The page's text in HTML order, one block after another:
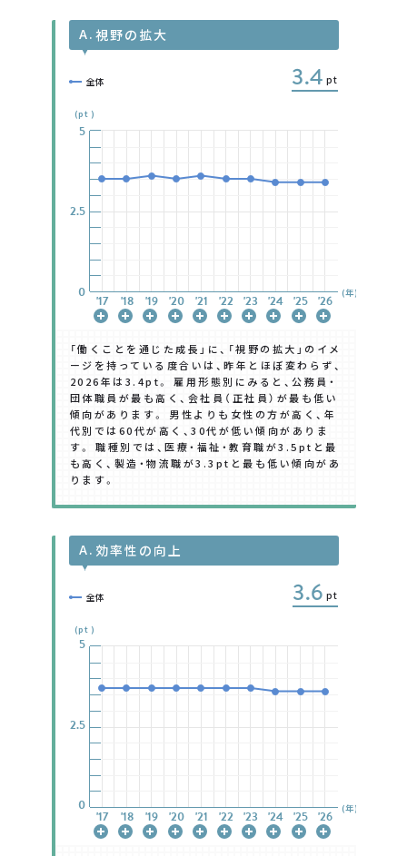
問
A. 視野の拡大
3.4 pt
全体
(年)
(pt)
'17 '18 '19 '20 '21 '22 '23 '24 '25 '26
0
2.5
5
'17 '18 '19 '20 '21 '22 '23 '24 '25 '26
0
2.5
5
'17 '18 '19 '20 '21 '22 '23 '24 '25 '26
0
2.5
5
'17 '18 '19 '20 '21 '22 '23 '24 '25 '26
0
2.5
5
'17 '18 '19 '20 '21 '22 '23 '24 '25 '26
0
2.5
5
'17 '18 '19 '20 '21 '22 '23 '24 '25 '26
0
2.5
5
'17 '18 '19 '20 '21 '22 '23 '24 '25 '26
0
2.5
5
「働くことを通じた成長」に、「視野の拡大」のイメ
ージを持っている度合いは、昨年とほぼ変わらず、
2026年は3.4pt。 雇用形態別にみると、公務員・
団体職員が最も高く、会社員（正社員）が最も低い
傾向があります。 男性よりも女性の方が高く、年
代別では60代が高く、30代が低い傾向がありま
す。 職種別では、医療・福祉・教育職が3.5ptと最
も高く、製造・物流職が3.3ptと最も低い傾向があ
ります。
A. 効率性の向上
3.6 pt
全体
(年)
(pt)
'17 '18 '19 '20 '21 '22 '23 '24 '25 '26
0
2.5
5
'17 '18 '19 '20 '21 '22 '23 '24 '25 '26
0
2.5
5
'17 '18 '19 '20 '21 '22 '23 '24 '25 '26
0
2.5
5
'17 '18 '19 '20 '21 '22 '23 '24 '25 '26
0
2.5
5
'17 '18 '19 '20 '21 '22 '23 '24 '25 '26
0
2.5
5
'17 '18 '19 '20 '21 '22 '23 '24 '25 '26
0
2.5
5
'17 '18 '19 '20 '21 '22 '23 '24 '25 '26
0
2.5
5